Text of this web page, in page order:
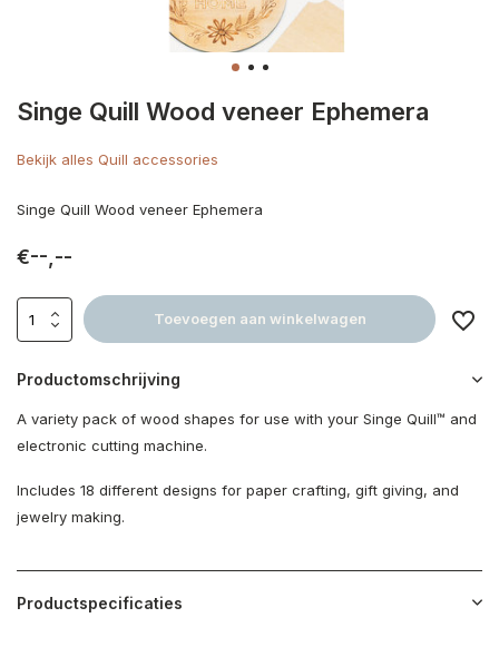
Singe Quill Wood veneer Ephemera
Bekijk alles Quill accessories
Singe Quill Wood veneer Ephemera
€--,--
Toevoegen aan winkelwagen
Productomschrijving
A variety pack of wood shapes for use with your Singe Quill™ and
electronic cutting machine.
Includes 18 different designs for paper crafting, gift giving, and
jewelry making.
Productspecificaties